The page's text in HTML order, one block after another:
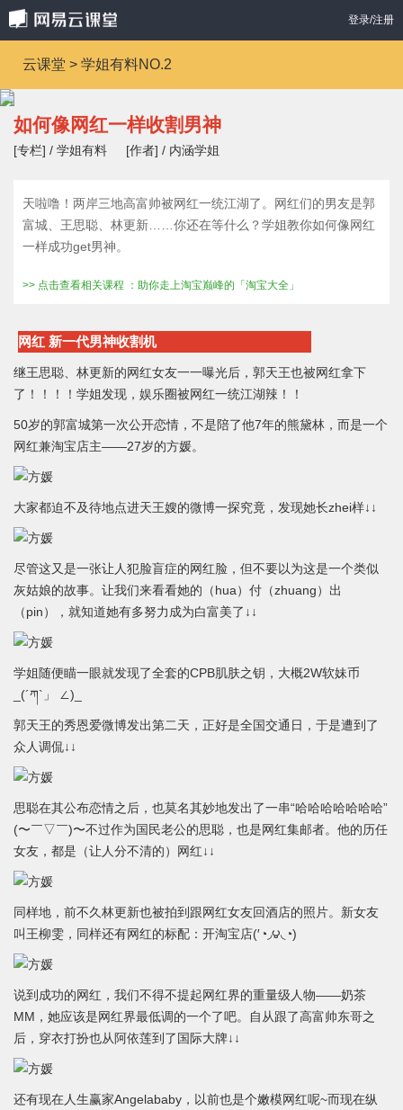
登录/注册
云课堂 > 学姐有料NO.2
如何像网红一样收割男神
[专栏] / 学姐有料 [作者] / 内涵学姐
天啦噜！两岸三地高富帅被网红一统江湖了。网红们的男友是郭
富城、王思聪、林更新……你还在等什么？学姐教你如何像网红
一样成功get男神。
>> 点击查看相关课程 ：助你走上淘宝巅峰的「淘宝大全」
网红 新一代男神收割机
继王思聪、林更新的网红女友一一曝光后，郭天王也被网红拿下
了！！！！学姐发现，娱乐圈被网红一统江湖辣！！
50岁的郭富城第一次公开恋情，不是陪了他7年的熊黛林，而是一个
网红兼淘宝店主——27岁的方媛。
大家都迫不及待地点进天王嫂的微博一探究竟，发现她长zhei样↓↓
尽管这又是一张让人犯脸盲症的网红脸，但不要以为这是一个类似
灰姑娘的故事。让我们来看看她的（hua）付（zhuang）出
（pin），就知道她有多努力成为白富美了↓↓
学姐随便瞄一眼就发现了全套的CPB肌肤之钥，大概2W软妹币
_(´ཀ`」 ∠)_
郭天王的秀恩爱微博发出第二天，正好是全国交通日，于是遭到了
众人调侃↓↓
思聪在其公布恋情之后，也莫名其妙地发出了一串“哈哈哈哈哈哈哈”
(〜￣▽￣)〜不过作为国民老公的思聪，也是网红集邮者。他的历任
女友，都是（让人分不清的）网红↓↓
同样地，前不久林更新也被拍到跟网红女友回酒店的照片。新女友
叫王柳雯，同样还有网红的标配：开淘宝店(′◔◞౪◟◔)
说到成功的网红，我们不得不提起网红界的重量级人物——奶茶
MM，她应该是网红界最低调的一个了吧。自从跟了高富帅东哥之
后，穿衣打扮也从阿依莲到了国际大牌↓↓
还有现在人生赢家Angelababy，以前也是个嫩模网红呢~而现在纵